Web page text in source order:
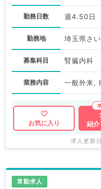
勤務日数 週4.50日
勤務地 埼玉県さ
募集科目 腎臓内科
業務内容 一般外来,
お気に入り
紹介
求人更新
常勤求人